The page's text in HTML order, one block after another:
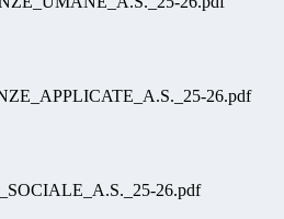
26.pdf
26.pdf